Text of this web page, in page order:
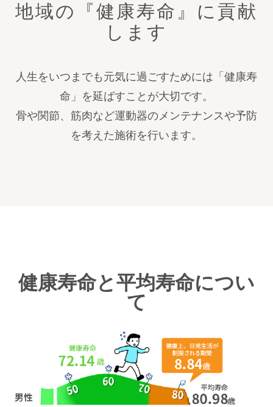
地域の『健康寿命』に貢献
します
人生をいつまでも元気に過ごすためには「健康寿
命」を延ばすことが大切です。
骨や関節、筋肉など運動器のメンテナンスや予防
を考えた施術を行います。
健康寿命と平均寿命につい
て